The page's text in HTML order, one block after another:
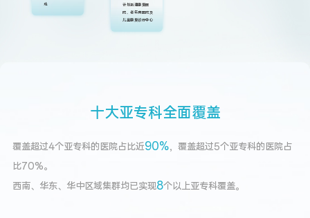
地 计划新建康复医
院、老年病医院及
儿童康复诊疗中心
十大亚专科全面覆盖
覆盖超过4个亚专科的医院占比近90%，覆盖超过5个亚专科的医院占
比70%。
西南、华东、华中区域集群均已实现8个以上亚专科覆盖。